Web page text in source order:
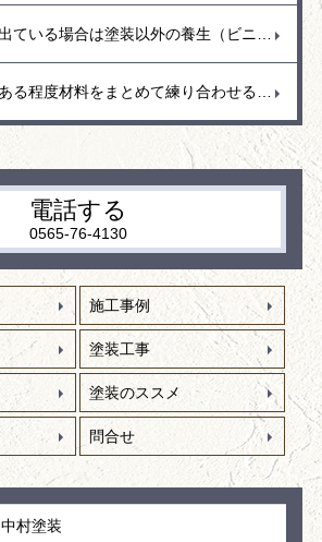
電話する
0565-76-4130
施工事例
塗装工事
塗装のススメ
問合せ
中村塗装